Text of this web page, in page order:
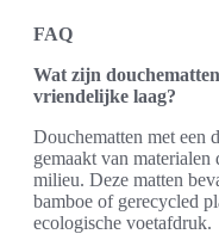
FAQ
Wat zijn
vriendelijke laag?
Douchematten met een
gemaakt van
milieu. Deze matten
bamboe of gerecycled
ecologische voetafdruk.